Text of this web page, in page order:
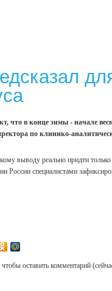
что в конце зимы - начале
по клинико-
выводу реально придти
России специалистами
оставить комментарий